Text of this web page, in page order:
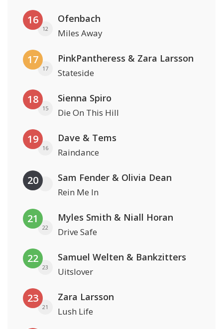
16
12
Ofenbach
Miles Away
17
17
PinkPantheress & Zara Larsson
Stateside
18
15
Sienna Spiro
Die On This Hill
19
16
Dave & Tems
Raindance
20 Sam Fender & Olivia Dean
Rein Me In
21
22
Myles Smith & Niall Horan
Drive Safe
22
23
Samuel Welten & Bankzitters
Uitslover
23
21
Zara Larsson
Lush Life